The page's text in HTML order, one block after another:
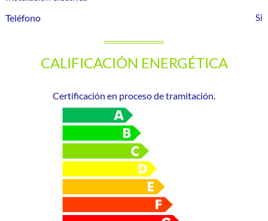
Teléfono
CALIFICACIÓN ENERGÉTICA
Certificación en proceso de tramitación.